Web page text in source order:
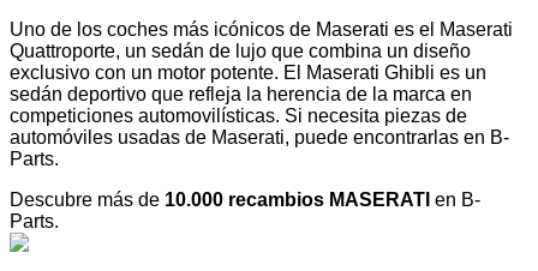
Uno de los coches más icónicos de Maserati es el Maserati
Quattroporte, un sedán de lujo que combina un diseño
exclusivo con un motor potente. El Maserati Ghibli es un
sedán deportivo que refleja la herencia de la marca en
competiciones automovilísticas. Si necesita piezas de
automóviles usadas de Maserati, puede encontrarlas en B-
Parts.
Descubre más de 10.000 recambios MASERATI en B-
Parts.